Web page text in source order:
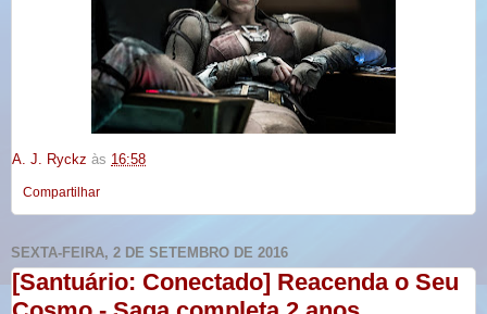
A. J. Ryckz às 16:58
Compartilhar
SEXTA-FEIRA, 2 DE SETEMBRO DE 2016
[Santuário: Conectado] Reacenda o Seu